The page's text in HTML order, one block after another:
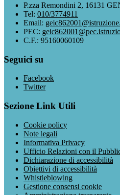
P.zza Remondini 2, 16131
Tel: 010/3774911
Email:
PEC:
C.F.: 95160060109
Seguici su
Facebook
Twitter
Sezione Link Utili
Cookie policy
Note legali
Informativa Privacy
Ufficio Relazioni con il
Dichiarazione di accessibilità
Obiettivi di accessibilità
Whistleblowing
Gestione consensi cookie